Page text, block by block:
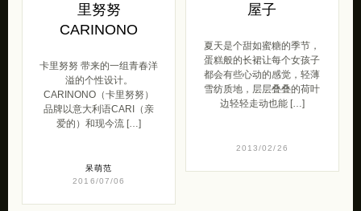
里努努
CARINONO
卡里努努 带来的一组青春洋
溢的个性设计。
CARINONO（卡里努努）
品牌以意大利语CARI（亲
爱的）和现今流 […]
呆萌范
2016/07/06
屋子
夏天是个甜如蜜糖的季节，
蛋糕般的长裙让每个女孩子
都会有些心动的感觉，轻薄
雪纺质地，层层叠叠的荷叶
边轻轻走动也能 […]
2013/02/26